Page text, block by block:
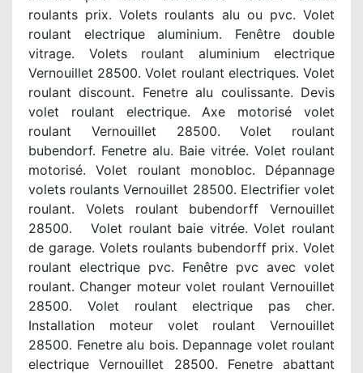
roulants prix. Volets roulants alu ou pvc. Volet
roulant electrique aluminium. Fenêtre double
vitrage. Volets roulant aluminium electrique
Vernouillet 28500. Volet roulant electriques. Volet
roulant discount. Fenetre alu coulissante. Devis
volet roulant electrique. Axe motorisé volet
roulant Vernouillet 28500. Volet roulant
bubendorf. Fenetre alu. Baie vitrée. Volet roulant
motorisé. Volet roulant monobloc. Dépannage
volets roulants Vernouillet 28500. Electrifier volet
roulant. Volets roulant bubendorff Vernouillet
28500. Volet roulant baie vitrée. Volet roulant
de garage. Volets roulants bubendorff prix. Volet
roulant electrique pvc. Fenêtre pvc avec volet
roulant. Changer moteur volet roulant Vernouillet
28500. Volet roulant electrique pas cher.
Installation moteur volet roulant Vernouillet
28500. Fenetre alu bois. Depannage volet roulant
electrique Vernouillet 28500. Fenetre abattant